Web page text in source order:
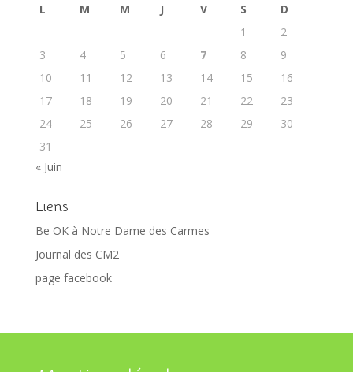
L M M J V S
D
1
2
3
4 5 6 7 8
9
10
11 12 13 14 15
16
17
18 19 20 21 22
23
24
25 26 27 28 29
30
31
« Juin
Liens
Be OK à Notre Dame des Carmes
Journal des CM2
page facebook